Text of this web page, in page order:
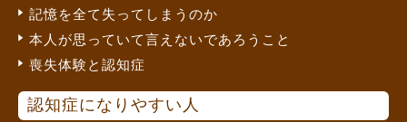
記憶を全て失ってしまうのか
本人が思っていて言えないであろうこと
喪失体験と認知症
認知症になりやすい人